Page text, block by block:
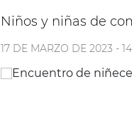
Niños y niñas de
17 DE MARZO DE 2023 -